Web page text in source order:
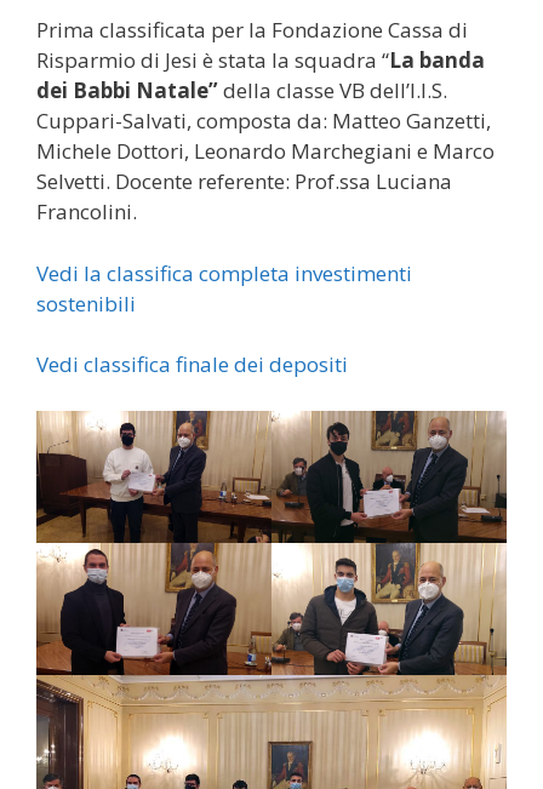
Prima classificata per la Fondazione Cassa di
Risparmio di Jesi è stata la squadra “La banda
dei Babbi Natale”della classe VB dell’I.I.S.
Cuppari-Salvati, composta da: Matteo Ganzetti,
Michele Dottori, Leonardo Marchegiani e Marco
Selvetti. Docente referente: Prof.ssa Luciana
Francolini.
Vedi la classifica completa investimenti
sostenibili
Vedi classifica finale dei depositi